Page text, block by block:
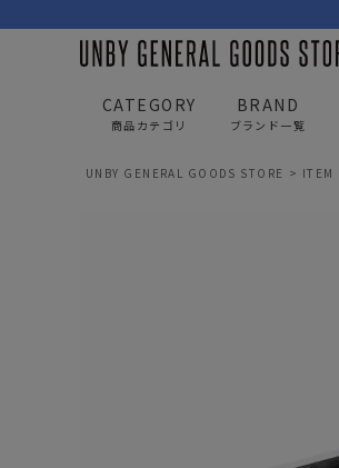
CATEGORY
商品カテゴリ
BRAND
ブランド一覧
UNBY GENERAL GOODS STORE ITEM